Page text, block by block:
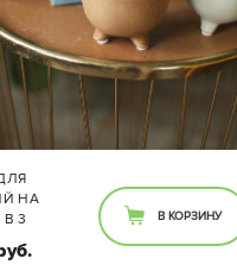
АССОРТИ
В КОРЗИНУ